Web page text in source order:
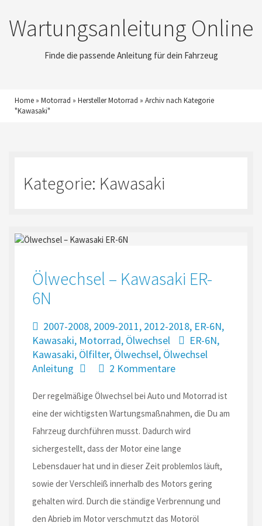
Wartungsanleitung Online
Finde die passende Anleitung für dein Fahrzeug
Home » Motorrad » Hersteller Motorrad » Archiv nach Kategorie
"Kawasaki"
Kategorie: Kawasaki
Ölwechsel – Kawasaki ER-
6N
2007-2008, 2009-2011, 2012-2018, ER-6N,
Kawasaki, Motorrad, Ölwechsel ER-6N,
Kawasaki, Ölfilter, Ölwechsel, Ölwechsel
Anleitung
2 Kommentare
Der regelmäßige Ölwechsel bei Auto und Motorrad ist
eine der wichtigsten Wartungsmaßnahmen, die Du am
Fahrzeug durchführen musst. Dadurch wird
sichergestellt, dass der Motor eine lange
Lebensdauer hat und in dieser Zeit problemlos läuft,
sowie der Verschleiß innerhalb des Motors gering
gehalten wird. Durch die ständige Verbrennung und
den Abrieb im Motor verschmutzt das Motoröl